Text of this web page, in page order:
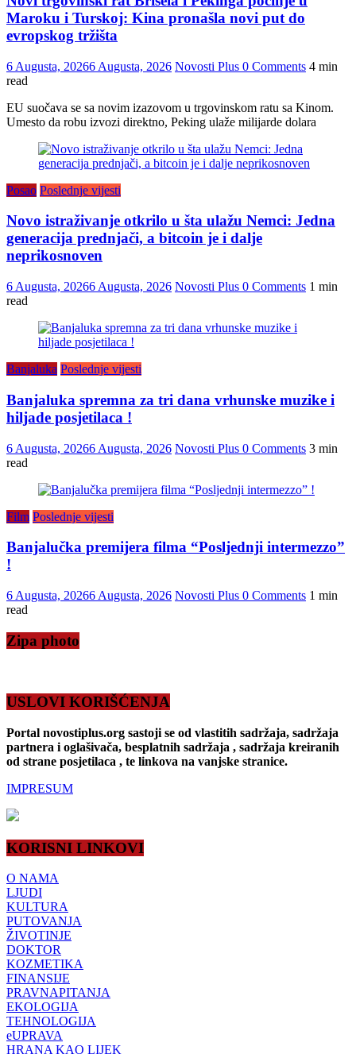
Maroku i Turskoj: Kina pronašla novi put do
evropskog tržišta
6 Augusta, 20266 Augusta, 2026 Novosti Plus 0 Comments 4 min
read
EU suočava se sa novim izazovom u trgovinskom ratu sa Kinom.
Umesto da robu izvozi direktno, Peking ulaže milijarde dolara
Posao Poslednje vijesti
Novo istraživanje otkrilo u šta ulažu Nemci: Jedna
generacija prednjači, a bitcoin je i dalje
neprikosnoven
6 Augusta, 20266 Augusta, 2026 Novosti Plus 0 Comments 1 min
read
Banjaluka Poslednje vijesti
Banjaluka spremna za tri dana vrhunske muzike i
hiljade posjetilaca !
6 Augusta, 20266 Augusta, 2026 Novosti Plus 0 Comments 3 min
read
Film Poslednje vijesti
Banjalučka premijera filma “Posljednji intermezzo”
!
6 Augusta, 20266 Augusta, 2026 Novosti Plus 0 Comments 1 min
read
Zipa photo
USLOVI KORIŠĆENJA
Portal novostiplus.org sastoji se od vlastitih sadržaja, sadržaja
partnera i oglašivača, besplatnih sadržaja , sadržaja kreiranih
od strane posjetilaca , te linkova na vanjske stranice.
IMPRESUM
KORISNI LINKOVI
O NAMA
LJUDI
KULTURA
PUTOVANJA
ŽIVOTINJE
DOKTOR
KOZMETIKA
FINANSIJE
PRAVNAPITANJA
EKOLOGIJA
TEHNOLOGIJA
eUPRAVA
HRANA KAO LIJEK